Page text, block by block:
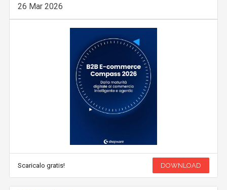
26 Mar 2026
Scaricalo gratis! DOWNLOAD